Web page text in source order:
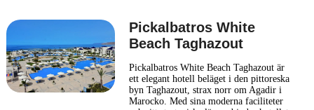
Pickalbatros White
Beach Taghazout
Pickalbatros White Beach Taghazout är
ett elegant hotell beläget i den pittoreska
byn Taghazout, strax norr om Agadir i
Marocko. Med sina moderna faciliteter